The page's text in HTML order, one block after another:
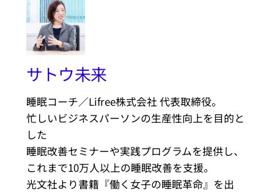
サトウ未来
睡眠コーチ／Lifree株式会社 代表取締役。
忙しいビジネスパーソンの生産性向上を目的と
した
睡眠改善セミナーや実践プログラムを提供し、
これまで10万人以上の睡眠改善を支援。
光文社より書籍『働く女子の睡眠革命』を出